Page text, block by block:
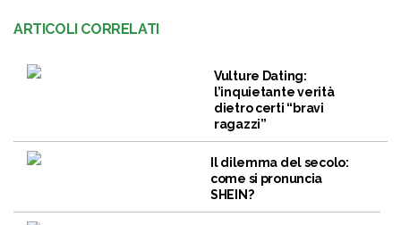
ARTICOLI CORRELATI
Vulture Dating:
l’inquietante verità
dietro certi “bravi
ragazzi”
Il dilemma del secolo:
come si pronuncia
SHEIN?